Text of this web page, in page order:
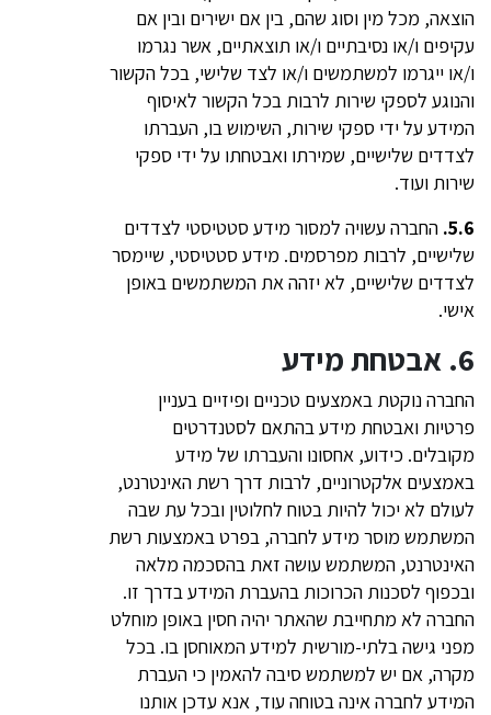
הוצאה, מכל מין וסוג שהם, בין אם ישירים ובין אם
עקיפים ו/או נסיבתיים ו/או תוצאתיים, אשר נגרמו
ו/או ייגרמו למשתמשים ו/או לצד שלישי, בכל הקשור
והנוגע לספקי שירות לרבות בכל הקשור לאיסוף
המידע על ידי ספקי שירות, השימוש בו, העברתו
לצדדים שלישיים, שמירתו ואבטחתו על ידי ספקי
שירות ועוד.
5.6. החברה עשויה למסור מידע סטטיסטי לצדדים
שלישיים, לרבות מפרסמים. מידע סטטיסטי, שיימסר
לצדדים שלישיים, לא יזהה את המשתמשים באופן
אישי.
6. אבטחת מידע
החברה נוקטת באמצעים טכניים ופיזיים בעניין
פרטיות ואבטחת מידע בהתאם לסטנדרטים
מקובלים. כידוע, אחסונו והעברתו של מידע
באמצעים אלקטרוניים, לרבות דרך רשת האינטרנט,
לעולם לא יכול להיות בטוח לחלוטין ובכל עת שבה
המשתמש מוסר מידע לחברה, בפרט באמצעות רשת
האינטרנט, המשתמש עושה זאת בהסכמה מלאה
ובכפוף לסכנות הכרוכות בהעברת המידע בדרך זו.
החברה לא מתחייבת שהאתר יהיה חסין באופן מוחלט
מפני גישה בלתי-מורשית למידע המאוחסן בו. בכל
מקרה, אם יש למשתמש סיבה להאמין כי העברת
המידע לחברה אינה בטוחה עוד, אנא עדכן אותנו